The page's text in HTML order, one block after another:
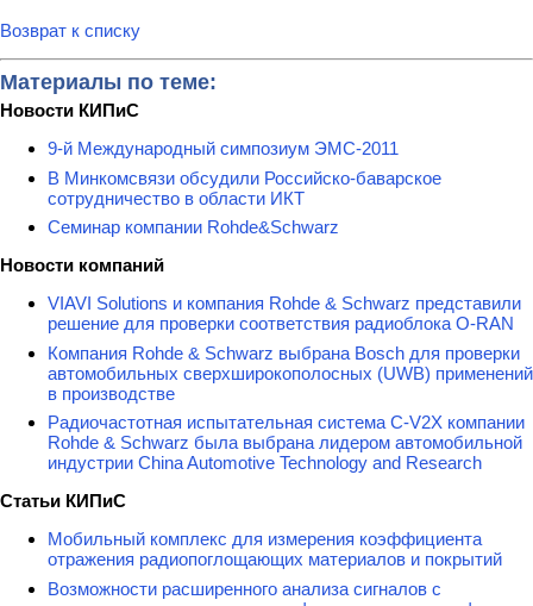
Возврат к списку
Материалы по теме:
Новости КИПиС
9-й Международный симпозиум ЭМС-2011
В Минкомсвязи обсудили Российско-баварское
сотрудничество в области ИКТ
Семинар компании Rohde&Schwarz
Новости компаний
VIAVI Solutions и компания Rohde & Schwarz представили
решение для проверки соответствия радиоблока O-RAN
Компания Rohde & Schwarz выбрана Bosch для проверки
автомобильных сверхширокополосных (UWB) применений
в производстве
Радиочастотная испытательная система C-V2X компании
Rohde & Schwarz была выбрана лидером автомобильной
индустрии China Automotive Technology and Research
Статьи КИПиС
Мобильный комплекс для измерения коэффициента
отражения радиопоглощающих материалов и покрытий
Возможности расширенного анализа сигналов с